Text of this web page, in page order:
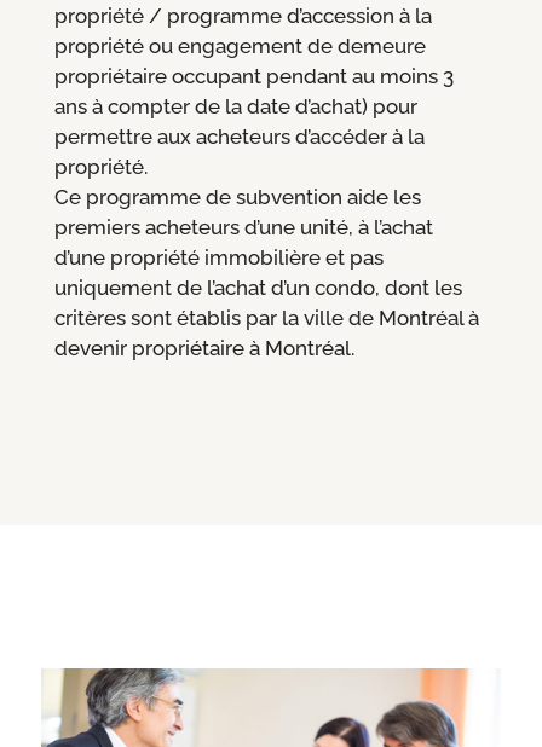
propriété / programme d’accession à la
propriété ou engagement de demeure
propriétaire occupant pendant au moins 3
ans à compter de la date d’achat) pour
permettre aux acheteurs d’accéder à la
propriété.
Ce programme de subvention aide les
premiers acheteurs d’une unité, à l’achat
d’une propriété immobilière et pas
uniquement de l’achat d’un condo, dont les
critères sont établis par la ville de Montréal à
devenir propriétaire à Montréal.